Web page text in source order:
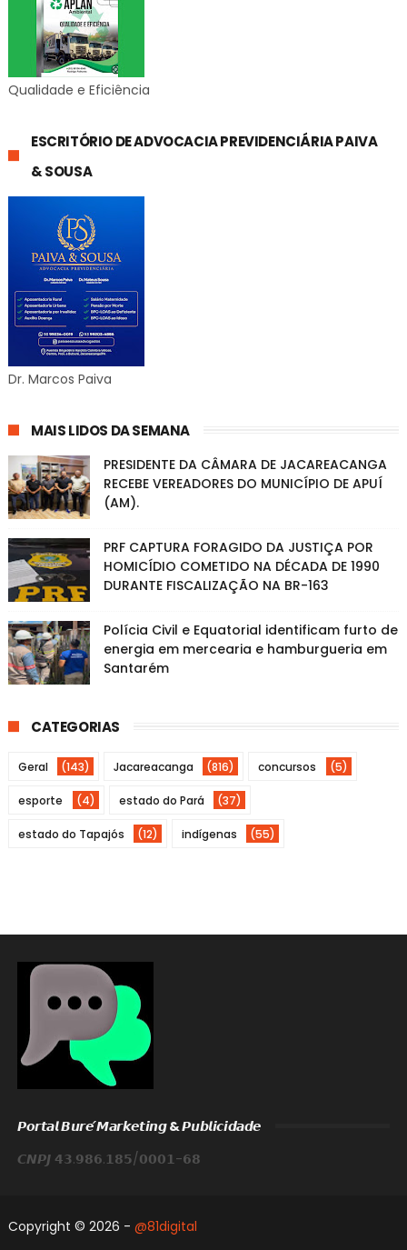
Qualidade e Eficiência
ESCRITÓRIO DE ADVOCACIA PREVIDENCIÁRIA PAIVA
& SOUSA
Dr. Marcos Paiva
MAIS LIDOS DA SEMANA
PRESIDENTE DA CÂMARA DE JACAREACANGA
RECEBE VEREADORES DO MUNICÍPIO DE APUÍ
(AM).
PRF CAPTURA FORAGIDO DA JUSTIÇA POR
HOMICÍDIO COMETIDO NA DÉCADA DE 1990
DURANTE FISCALIZAÇÃO NA BR-163
Polícia Civil e Equatorial identificam furto de
energia em mercearia e hamburgueria em
Santarém
CATEGORIAS
Geral (143) Jacareacanga (816) concursos (5)
esporte (4) estado do Pará (37)
estado do Tapajós (12) indígenas (55)
𝙋𝙤𝙧𝙩𝙖𝙡 𝘽𝙪𝙧𝙚́ 𝙈𝙖𝙧𝙠𝙚𝙩𝙞𝙣𝙜 & 𝙋𝙪𝙗𝙡𝙞𝙘𝙞𝙙𝙖𝙙𝙚
𝘾𝙉𝙋𝙅 𝟰𝟯.𝟵𝟴𝟲.𝟭𝟴𝟱/𝟬𝟬𝟬𝟭-𝟲𝟴
Copyright © 2026 - @81digital